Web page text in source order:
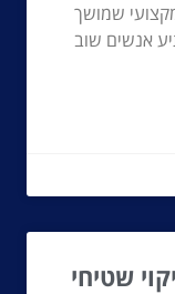
מקצועי שמושך
אנשים שוב
שטיחי